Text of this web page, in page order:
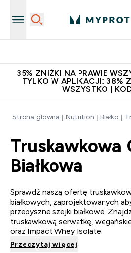
35% ZNIŻKI NA PRAWIE
TYLKO W APLIKACJI: 38%
WSZYSTKO |
Strona główna Nutrition Białko
Truskawkowa
Białkowa
Sprawdź naszą ofertę
białkowych, zaprojektowanych
przepyszne szejki białkowe.
truskawkową serwatkę,
oraz Impact Whey Isolate.
Przeczytaj więcej